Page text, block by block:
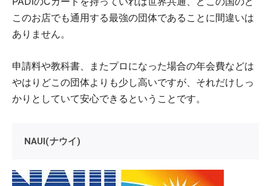
このお店でも通用する最強の団体であることに間違いは
ありません。
申請料や教科書、またプロになった場合の年会費などは
やはりどこの団体よりも少し高いですが、それだけしっ
かりとしていて安心できるということです。
NAUI(ナウイ)